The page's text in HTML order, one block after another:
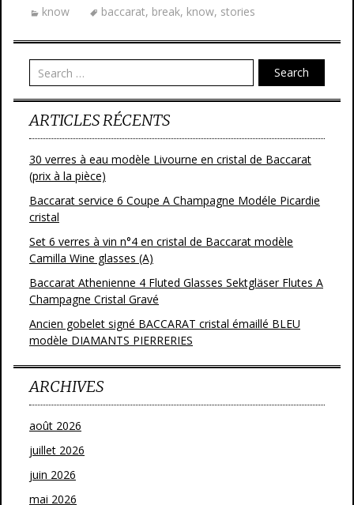
know baccarat, break, know, stories
Search
ARTICLES RÉCENTS
30 verres à eau modèle Livourne en cristal de Baccarat
(prix à la pièce)
Baccarat service 6 Coupe A Champagne Modéle Picardie
cristal
Set 6 verres à vin n°4 en cristal de Baccarat modèle
Camilla Wine glasses (A)
Baccarat Athenienne 4 Fluted Glasses Sektgläser Flutes A
Champagne Cristal Gravé
Ancien gobelet signé BACCARAT cristal émaillé BLEU
modèle DIAMANTS PIERRERIES
ARCHIVES
août 2026
juillet 2026
juin 2026
mai 2026